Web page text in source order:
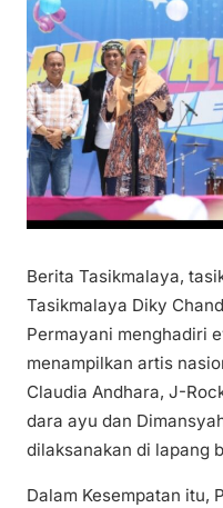
Berita Tasikmalaya,
Tasikmalaya Diky
Permayani menghadiri
menampilkan artis
Claudia Andhara, J-
dara ayu dan
dilaksanakan di lapang
Dalam Kesempatan itu,